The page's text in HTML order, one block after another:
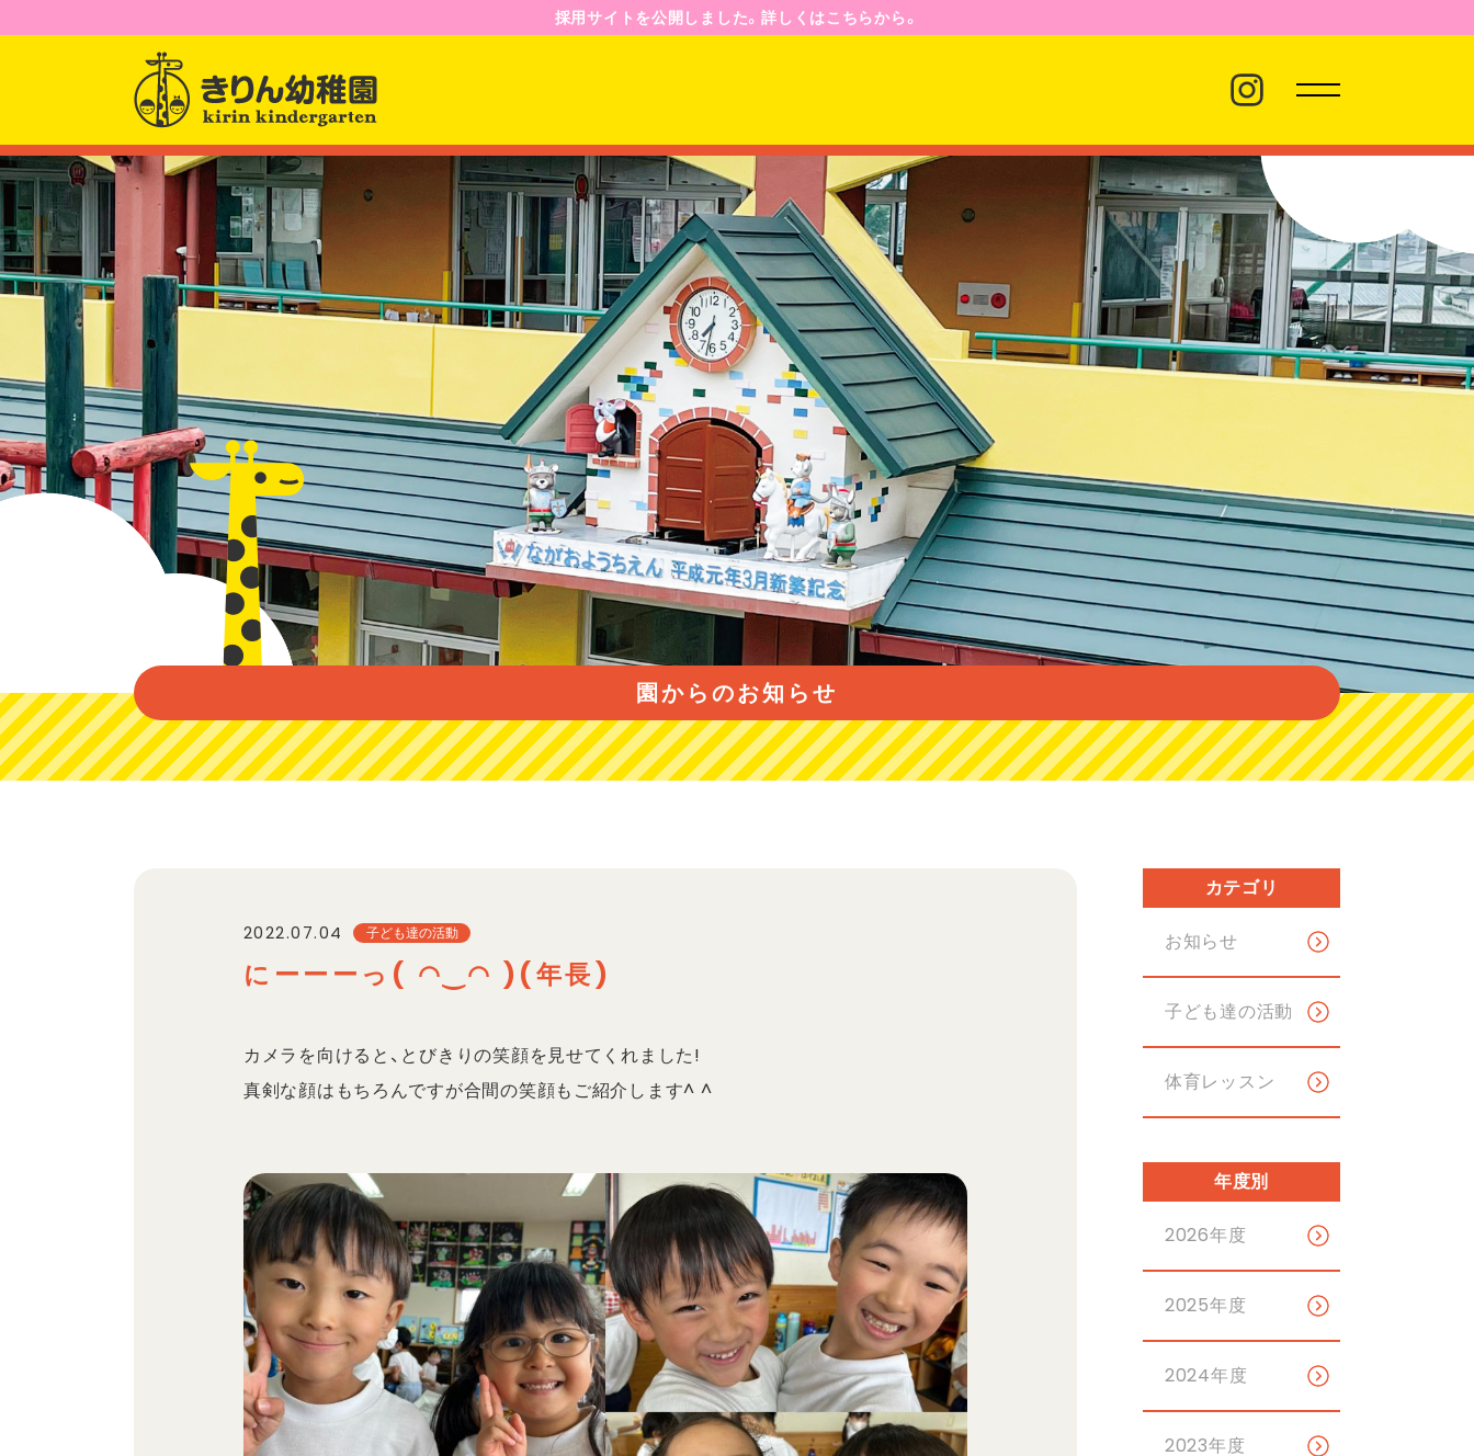
採用サイトを公開しました。詳しくはこちらから。
園からのお知らせ
園について
園長先生からのメッセージ
課題活動
クラス紹介
アクセス
園のようす
園の一日
年間行事予定
入園案内
募集要項
Q&A
バス経路
プライバシーポリシー
園からのお知らせ
カテゴリ
お知らせ
子ども達の活動
体育レッスン
年度別
2026年度
2025年度
2024年度
2023年度
2022.07.04 子ども達の活動
にーーーっ( ◠‿◠ )(年長)
カメラを向けると、とびきりの笑顔を見せてくれました!
真剣な顔はもちろんですが合間の笑顔もご紹介します^ ^